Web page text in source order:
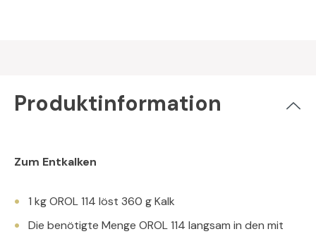
Produktinformation
Zum Entkalken
1 kg OROL 114 löst 360 g Kalk
Die benötigte Menge OROL 114 langsam in den mit